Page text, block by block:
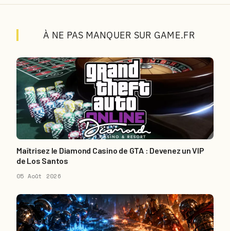
À NE PAS MANQUER SUR GAME.FR
Maîtrisez le Diamond Casino de GTA : Devenez un VIP
de Los Santos
05 Août 2026